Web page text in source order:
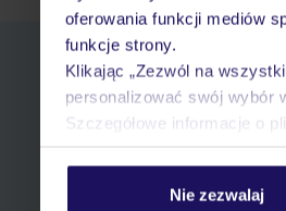
oferowania funkcji mediów
funkcje strony.
Klikając „Zezwól na
personalizować swój wybór
Szczegółowe informacje o
Nie zezwalaj
Wybierz